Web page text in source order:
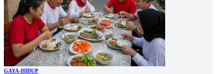
GAYA-HIDUP